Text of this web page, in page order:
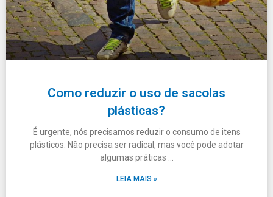
Como reduzir o uso de sacolas
plásticas?
É urgente, nós precisamos reduzir o consumo de itens
plásticos. Não precisa ser radical, mas você pode adotar
algumas práticas …
LEIA MAIS »